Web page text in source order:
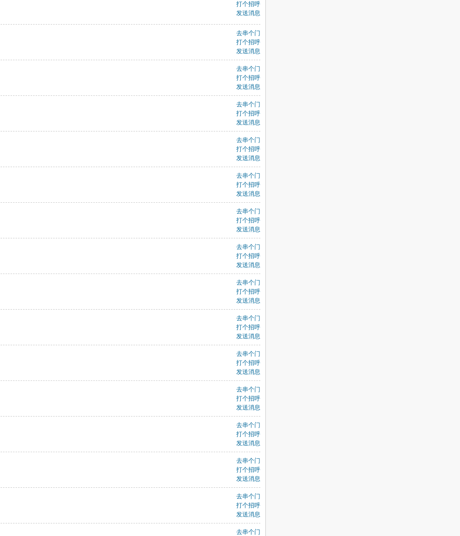
打个招呼
发送消息
去串个门
打个招呼
发送消息
去串个门
打个招呼
发送消息
去串个门
打个招呼
发送消息
去串个门
打个招呼
发送消息
去串个门
打个招呼
发送消息
去串个门
打个招呼
发送消息
去串个门
打个招呼
发送消息
去串个门
打个招呼
发送消息
去串个门
打个招呼
发送消息
去串个门
打个招呼
发送消息
去串个门
打个招呼
发送消息
去串个门
打个招呼
发送消息
去串个门
打个招呼
发送消息
去串个门
打个招呼
发送消息
去串个门